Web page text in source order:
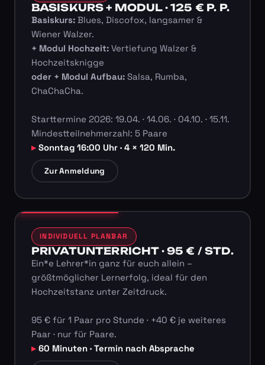
BASISKURS + MODUL · 125 € P. P.
Basiskurs:Blues, Discofox, langsamer &
Wiener Walzer.
+ Modul Hochzeit:Vertiefung Walzer &
Hochzeitsknigge
oder + Modul Aufbau:Salsa, Rumba,
ChaChaCha.
Starttermine 2026: 19.04. · 14.06. · 04.10. · 15.11.
Mindestteilnehmerzahl: 5 Paare
Sonntag 16:00 Uhr · 4 × 120 Min.
Zur Anmeldung
INDIVIDUELL PLANBAR
PRIVATUNTERRICHT · 95 € / STD.
Ein*e Lehrer*in ganz für euch allein –
größtmöglicher Lernerfolg, ideal für den
Hochzeitstanz unter Zeitdruck.
95 € für 1 Paar pro Stunde · +40 € je weiteres
Paar · nur für Paare.
60 Minuten · Termin nach Absprache